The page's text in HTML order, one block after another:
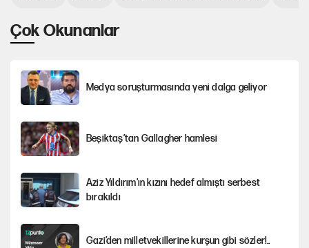
Çok Okunanlar
Medya soruşturmasında yeni dalga geliyor
Beşiktaş’tan Gallagher hamlesi
Aziz Yıldırım'ın kızını hedef almıştı serbest
bırakıldı
Gazi’den milletvekillerine kurşun gibi sözler!..